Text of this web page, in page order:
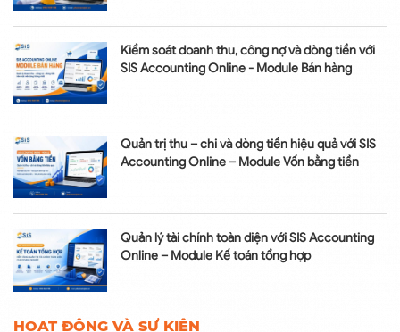
Kiểm soát doanh thu, công nợ và dòng tiền với
SIS Accounting Online - Module Bán hàng
Quản trị thu – chi và dòng tiền hiệu quả với SIS
Accounting Online – Module Vốn bằng tiền
Quản lý tài chính toàn diện với SIS Accounting
Online – Module Kế toán tổng hợp
HOẠT ĐỘNG VÀ SỰ KIỆN